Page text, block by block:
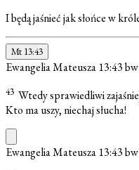
I będą jaśnieć jak słońce w
Mt 13:43
Ewangelia Mateusza 13:43bw
43 Wtedy sprawiedliwi
Kto ma uszy, niechaj słucha!
Ewangelia Mateusza 13:43bw